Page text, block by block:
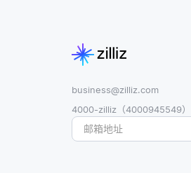
business@zilliz.com
4000-zilliz（4000945549）